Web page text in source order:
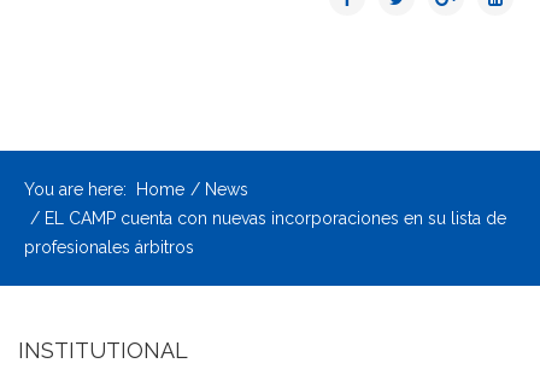
You are here: Home
News
EL CAMP cuenta con nuevas incorporaciones en su lista de
profesionales árbitros
INSTITUTIONAL